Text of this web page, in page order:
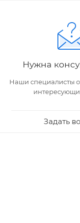
Нужна
Наши специалисты
Задать